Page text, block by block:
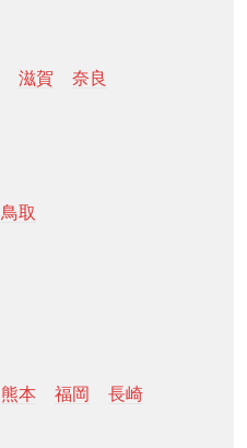
滋賀 奈良
鳥取
熊本 福岡
長崎